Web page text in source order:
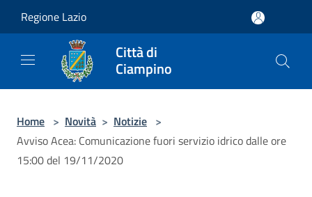
Regione Lazio
Città di
Ciampino
Home > Novità > Notizie >
Avviso Acea: Comunicazione fuori servizio idrico dalle ore
15:00 del 19/11/2020